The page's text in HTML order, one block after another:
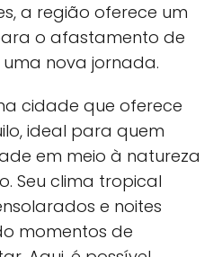
a região oferece um
o afastamento de
nova jornada.
cidade que oferece
ideal para quem
em meio à natureza
Seu clima tropical
e noites
momentos de